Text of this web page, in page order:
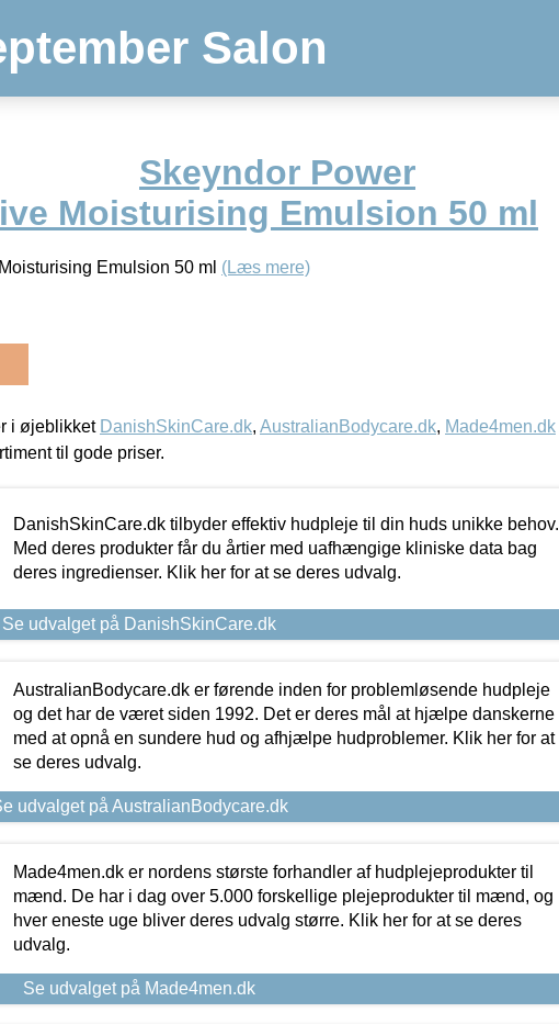
Salon
Skeyndor Power
Moisturising Emulsion 50 ml
Emulsion 50 ml (Læs mere)
i øjeblikket DanishSkinCare.dk, AustralianBodycare.dk, Made4men.dk
til gode priser.
DanishSkinCare.dk tilbyder effektiv hudpleje til din huds unikke behov.
Med deres produkter får du årtier med uafhængige kliniske data bag
deres ingredienser. Klik her for at se deres udvalg.
Se udvalget på DanishSkinCare.dk
AustralianBodycare.dk er førende inden for problemløsende hudpleje
og det har de været siden 1992. Det er deres mål at hjælpe danskerne
med at opnå en sundere hud og afhjælpe hudproblemer. Klik her for at
se deres udvalg.
udvalget på AustralianBodycare.dk
Made4men.dk er nordens største forhandler af hudplejeprodukter til
mænd. De har i dag over 5.000 forskellige plejeprodukter til mænd, og
hver eneste uge bliver deres udvalg større. Klik her for at se deres
udvalg.
Se udvalget på Made4men.dk